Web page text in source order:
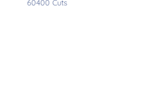
60400 cuts